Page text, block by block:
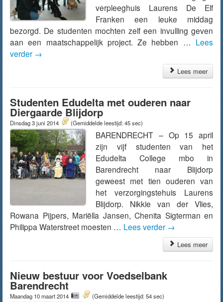
verpleeghuis Laurens De Elf
Franken een leuke middag
bezorgd. De studenten mochten zelf een invulling geven
aan een maatschappelijk project. Ze hebben … Lees
verder →
Lees meer
Studenten Edudelta met ouderen naar
Diergaarde Blijdorp
Dinsdag 3 juni 2014 (Gemiddelde leestijd: 45 sec)
BARENDRECHT – Op 15 april
zijn vijf studenten van het
Edudelta College mbo in
Barendrecht naar Blijdorp
geweest met tien ouderen van
het verzorgingstehuis Laurens
Blijdorp. Nikkie van der Vlies,
Rowana Pijpers, Mariëlla Jansen, Chenita Sigterman en
Philippa Waterstreet moesten … Lees verder →
Lees meer
Nieuw bestuur voor Voedselbank
Barendrecht
Maandag 10 maart 2014 (Gemiddelde leestijd: 54 sec)